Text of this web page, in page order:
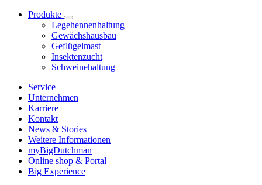
Produkte
Legehennenhaltung
Gewächshausbau
Geflügelmast
Insektenzucht
Schweinehaltung
Service
Unternehmen
Karriere
Kontakt
News & Stories
Weitere Informationen
myBigDutchman
Online shop & Portal
Big Experience